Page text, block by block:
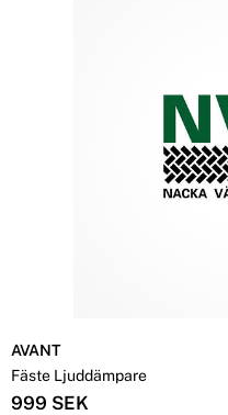
AVANT
Fäste Ljuddämpare
999 SEK